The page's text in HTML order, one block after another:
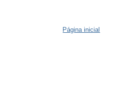
Página inicial